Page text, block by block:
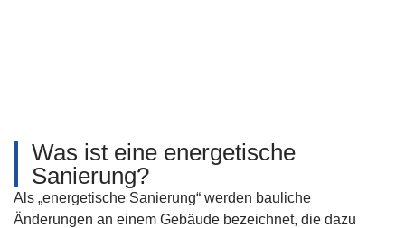
Was ist eine energe­tische
Sanierung?
Als „energetische Sanierung“ werden bauliche
Änderungen an einem Gebäude bezeichnet, die dazu